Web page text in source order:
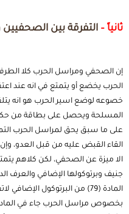
ثانياً – التفرقة بين
إن الصحفي ومراسل الحرب كلا
الحرب يخضع أو يتمتع في انه عند
خصوعه لوضع اسير الحرب هو انه
المسلحة ويحصل على بطاقة من
على ما سبق يحق لمراسل الحرب
القاء القبض عليه من قبل العدو،
الا ميزة عن الصحفي، لكن كلاهم
جنيف وبرتوكولها الإضافي والعرف
المادة (79) من البرتوكول